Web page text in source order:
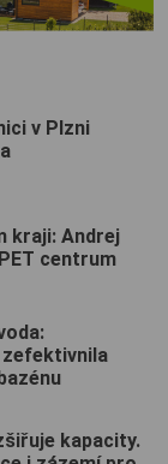
v Plzni
kraji: Andrej
centrum
zefektivnila
kapacity.